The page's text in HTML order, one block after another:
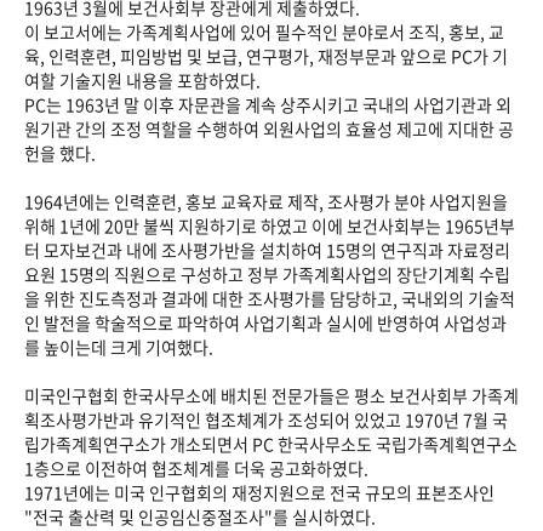
1963년 3월에 보건사회부 장관에게 제출하였다.
이 보고서에는 가족계획사업에 있어 필수적인 분야로서 조직, 홍보, 교
육, 인력훈련, 피임방법 및 보급, 연구평가, 재정부문과 앞으로 PC가 기
여할 기술지원 내용을 포함하였다.
PC는 1963년 말 이후 자문관을 계속 상주시키고 국내의 사업기관과 외
원기관 간의 조정 역할을 수행하여 외원사업의 효율성 제고에 지대한 공
헌을 했다.
1964년에는 인력훈련, 홍보 교육자료 제작, 조사평가 분야 사업지원을
위해 1년에 20만 불씩 지원하기로 하였고 이에 보건사회부는 1965년부
터 모자보건과 내에 조사평가반을 설치하여 15명의 연구직과 자료정리
요원 15명의 직원으로 구성하고 정부 가족계획사업의 장단기계획 수립
을 위한 진도측정과 결과에 대한 조사평가를 담당하고, 국내외의 기술적
인 발전을 학술적으로 파악하여 사업기획과 실시에 반영하여 사업성과
를 높이는데 크게 기여했다.
미국인구협회 한국사무소에 배치된 전문가들은 평소 보건사회부 가족계
획조사평가반과 유기적인 협조체계가 조성되어 있었고 1970년 7월 국
립가족계획연구소가 개소되면서 PC 한국사무소도 국립가족계획연구소
1층으로 이전하여 협조체계를 더욱 공고화하였다.
1971년에는 미국 인구협회의 재정지원으로 전국 규모의 표본조사인
"전국 출산력 및 인공임신중절조사"를 실시하였다.